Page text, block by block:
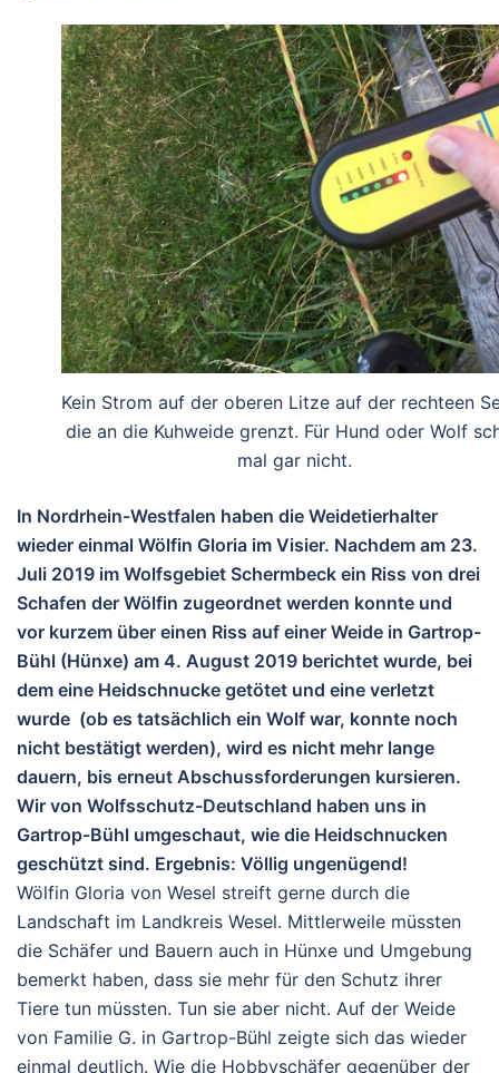
Kein Strom auf der oberen Litze auf der rechteen
die an die Kuhweide grenzt. Für Hund oder Wolf
mal gar nicht.
In Nordrhein-Westfalen haben die Weidetierhalter
wieder einmal Wölfin Gloria im Visier. Nachdem am 23.
Juli 2019 im Wolfsgebiet Schermbeck ein Riss von drei
Schafen der Wölfin zugeordnet werden konnte und
vor kurzem über einen Riss auf einer Weide in Gartrop-
Bühl (Hünxe) am 4. August 2019 berichtet wurde, bei
dem eine Heidschnucke getötet und eine verletzt
wurde (ob es tatsächlich ein Wolf war, konnte noch
nicht bestätigt werden), wird es nicht mehr lange
dauern, bis erneut Abschussforderungen kursieren.
Wir von Wolfsschutz-Deutschland haben uns in
Gartrop-Bühl umgeschaut, wie die Heidschnucken
geschützt sind. Ergebnis: Völlig ungenügend!
Wölfin Gloria von Wesel streift gerne durch die
Landschaft im Landkreis Wesel. Mittlerweile müssten
die Schäfer und Bauern auch in Hünxe und Umgebung
bemerkt haben, dass sie mehr für den Schutz ihrer
Tiere tun müssten. Tun sie aber nicht. Auf der Weide
von Familie G. in Gartrop-Bühl zeigte sich das wieder
einmal deutlich. Wie die Hobbyschäfer gegenüber der